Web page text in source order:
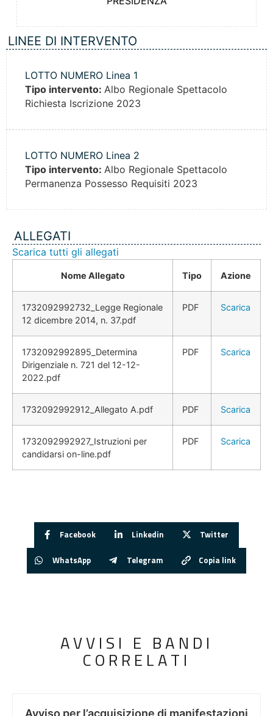
LINEE DI INTERVENTO
LOTTO NUMERO Linea 1
Tipo intervento: Albo Regionale Spettacolo
Richiesta Iscrizione 2023
LOTTO NUMERO Linea 2
Tipo intervento: Albo Regionale Spettacolo
Permanenza Possesso Requisiti 2023
ALLEGATI
Scarica tutti gli allegati
Nome Allegato Tipo Azione
1732092992732_Legge Regionale
12 dicembre 2014, n. 37.pdf
PDF Scarica
1732092992895_Determina
Dirigenziale n. 721 del 12-12-
2022.pdf
PDF Scarica
1732092992912_Allegato A.pdf PDF Scarica
1732092992927_Istruzioni per
candidarsi on-line.pdf
PDF Scarica
Facebook Linkedin Twitter
WhatsApp Telegram Copia link
AVVISI E BANDI
CORRELATI
Avviso per l’acquisizione di manifestazioni